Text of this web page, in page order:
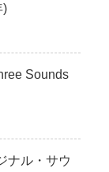
)
Sounds
ナル・サウ